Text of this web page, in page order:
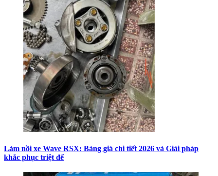
Làm nồi xe Wave RSX: Bảng giá chi tiết 2026 và Giải pháp
khắc phục triệt để